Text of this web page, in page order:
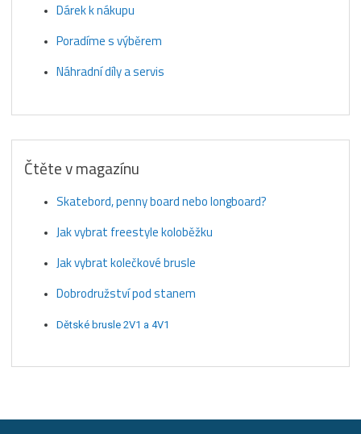
Dárek k nákupu
Poradíme s výběrem
Náhradní díly a servis
Čtěte v magazínu
Skatebord, penny board nebo longboard?
Jak vybrat freestyle koloběžku
Jak vybrat kolečkové brusle
Dobrodružství pod stanem
Dětské brusle 2V1 a 4V1